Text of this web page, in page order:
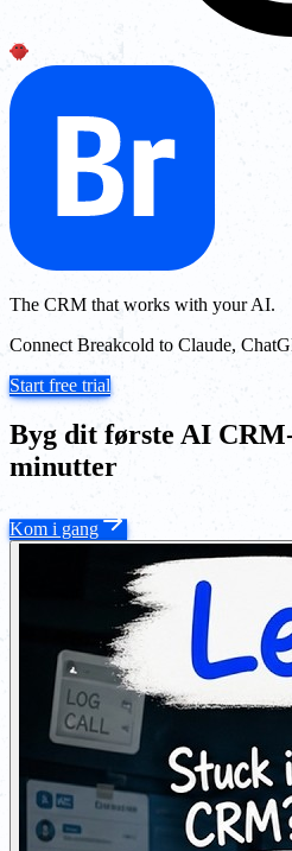
The CRM that works with your AI.
Connect Breakcold to Claude,
Start free trial
Byg dit første AI
minutter
Kom i gang